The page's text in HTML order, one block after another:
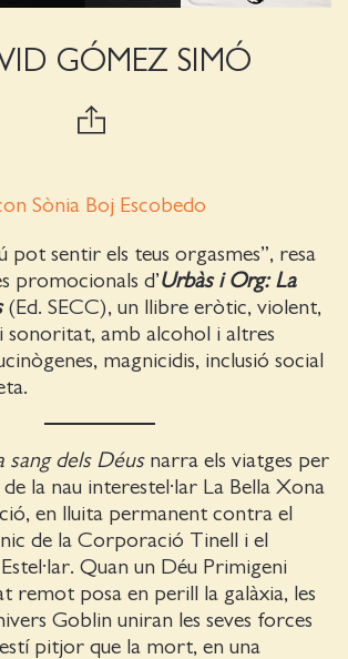
GÓMEZ SIMÓ
Sònia Boj Escobedo
pot sentir els teus orgasmes”, resa
promocionals d’Urbàs i Org: La
(Ed. SECC), un llibre eròtic, violent,
amb alcohol i altres
magnicidis, inclusió social
sang dels Déus narra els viatges per
de la nau interestel·lar La Bella Xona
en lluita permanent contra el
de la Corporació Tinell i el
Quan un Déu Primigeni
remot posa en perill la galàxia, les
Goblin uniran les seves forces
pitjor que la mort, en una